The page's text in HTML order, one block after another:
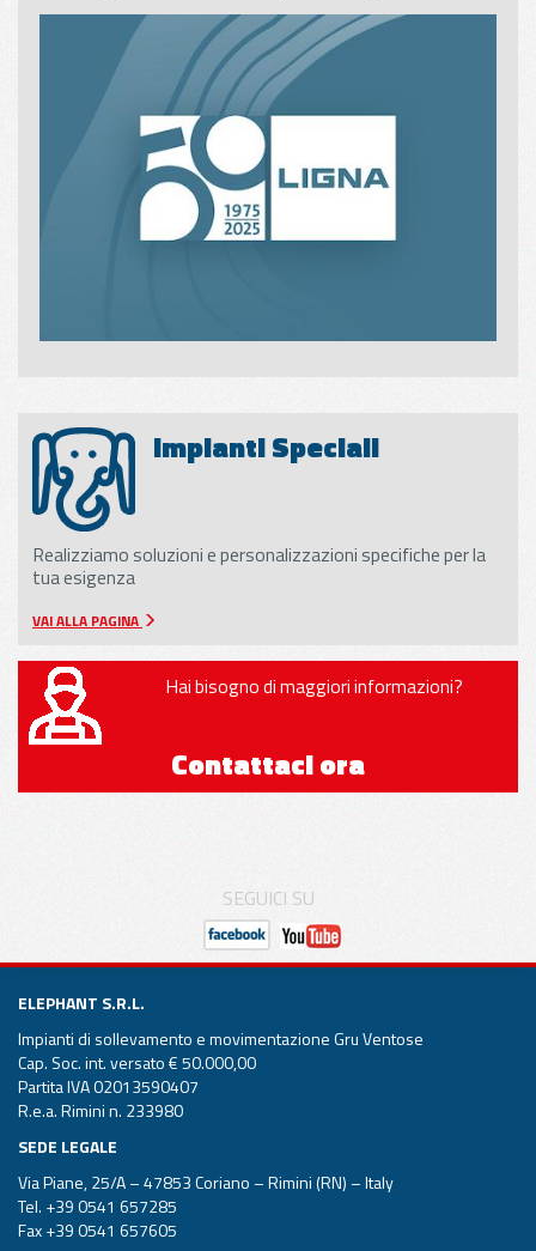
Impianti Speciali
Realizziamo soluzioni e personalizzazioni specifiche per la
tua esigenza
VAI ALLA PAGINA
Hai bisogno di maggiori informazioni?
Contattaci ora
SEGUICI SU
ELEPHANT S.R.L.
Impianti di sollevamento e movimentazione Gru Ventose
Cap. Soc. int. versato € 50.000,00
Partita IVA 02013590407
R.e.a. Rimini n. 233980
SEDE LEGALE
Via Piane, 25/A – 47853 Coriano – Rimini (RN) – Italy
Tel. +39 0541 657285
Fax +39 0541 657605